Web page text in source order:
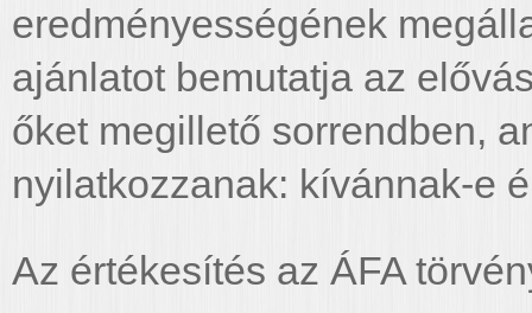
eredményességének
ajánlatot bemutatja az
őket megillető sorrendben,
nyilatkozzanak: kívánnak-e
Az értékesítés az ÁFA